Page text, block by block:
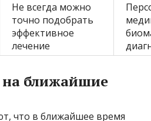
Не всегда можно
точно подобрать
эффективное
лечение
ближайшие
что в ближайшее время